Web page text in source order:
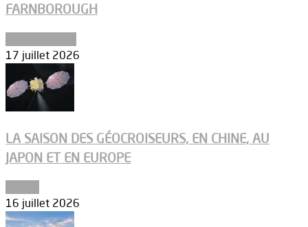
FARNBOROUGH
17 juillet 2026
LA SAISON DES GÉOCROISEURS, EN CHINE, AU
JAPON ET EN EUROPE
16 juillet 2026